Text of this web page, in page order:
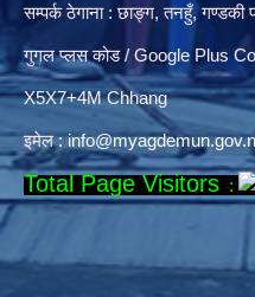
सम्पर्क ठेगाना : छाङ्ग, तनहुँ, गण्डकी
गुगल प्लस कोड / Google Plus
X5X7+4M Chhang
इमेल :
Total Page Visitors :